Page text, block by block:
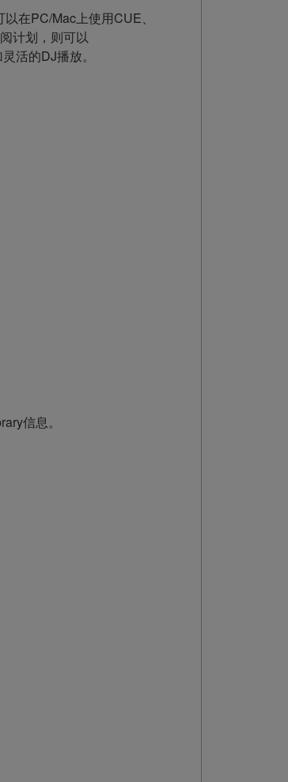
在PC/Mac上使用CUE、
计划，则可以
活的DJ播放。
信息。